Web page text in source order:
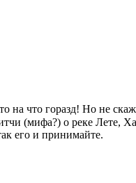
на что горазд! Но не
(мифа?) о реке Лете,
его и принимайте.